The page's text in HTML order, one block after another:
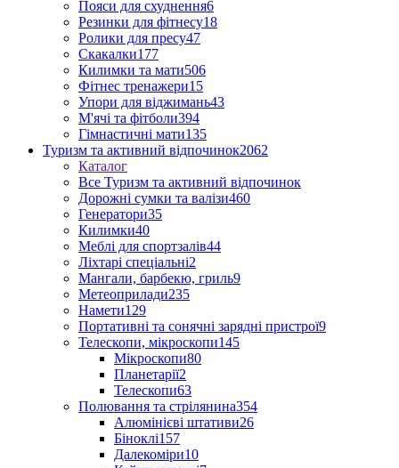
Пояси для схуднення6
Резинки для фітнесу18
Ролики для пресу47
Скакалки177
Килимки та мати506
Фітнес тренажери15
Упори для віджимань43
М'ячі та фітболи394
Гімнастичні мати135
Туризм та активний відпочинок2062
Каталог
Все Туризм та активний відпочинок
Дорожні сумки та валізи460
Генератори35
Килимки40
Меблі для спортзалів44
Ліхтарі спеціальні2
Мангали, барбекю, гриль9
Метеоприлади235
Намети129
Портативні та сонячні зарядні пристрої9
Телескопи, мікроскопи145
Мікроскопи80
Планетарії2
Телескопи63
Полювання та стрілянина354
Алюмінієві штативи26
Біноклі157
Далекоміри10